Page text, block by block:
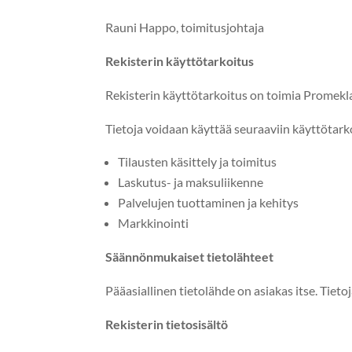
Rau­ni Hap­po, toimitusjohtaja
Rek­isterin käyttötarkoitus
Rek­isterin käyt­tö­tarkoi­tus on toimia
Tieto­ja voidaan käyt­tää seu­raavi­in
Tilausten käsit­te­ly ja toimitus
Lasku­tus- ja maksuliikenne
Palvelu­jen tuot­ta­mi­nen ja kehitys
Markki­noin­ti
Sään­nön­mukaiset tietolähteet
Pääasialli­nen tietolähde on asi­akas itse.
Rek­isterin tietosisältö